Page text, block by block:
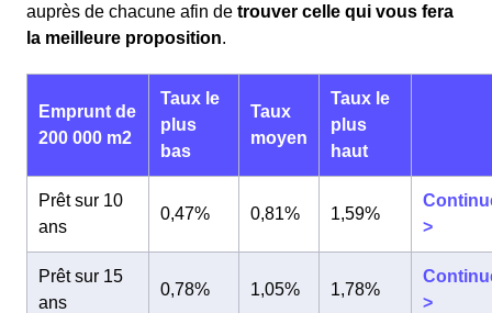
auprès de chacune afin de trouver celle qui vous fera
la meilleure proposition.
Emprunt de
200 000 m2
Taux le
plus
bas
Taux
moyen
Taux le
plus
haut
Prêt sur 10
ans
0,47% 0,81% 1,59%
>
Prêt sur 15
ans
0,78% 1,05% 1,78%
>